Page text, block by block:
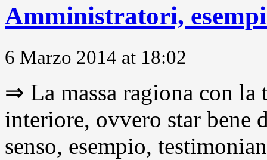
Amministratori,
6 Marzo 2014 at 18:02
⇒ La massa ragiona con
interiore, ovvero star
senso, esempio,